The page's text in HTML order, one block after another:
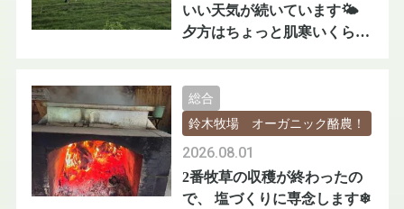
いい天気が続いています🌤️
夕方はちょっと肌寒いくらい
2番牧草の収穫が終わったの
で、 塩づくりに専念します❄
2026.08.01
総合
鈴木牧場 オーガニック酪農！